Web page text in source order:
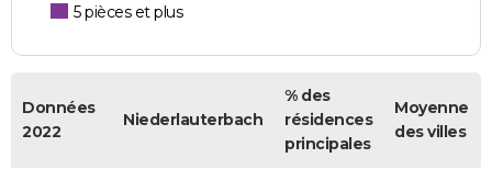
5 pièces et plus
Données
2022
Niederlauterbach
% des
résidences
principales
Moyenne
des villes